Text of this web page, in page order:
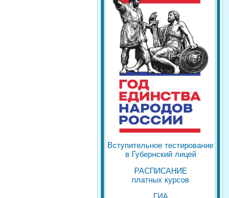
Вступительное тестирование
в Губернский лицей
РАСПИСАНИЕ
платных курсов